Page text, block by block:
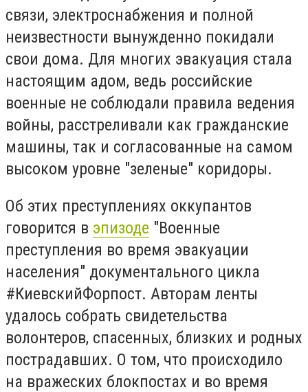
связи, электроснабжения и полной
неизвестности вынужденно покидали
свои дома. Для многих эвакуация стала
настоящим адом, ведь российские
военные не соблюдали правила ведения
войны, расстреливали как гражданские
машины, так и согласованные на самом
высоком уровне "зеленые" коридоры.
Об этих преступлениях оккупантов
говорится в эпизоде "Военные
преступления во время эвакуации
населения" документального цикла
#КиевскийФорпост. Авторам ленты
удалось собрать свидетельства
волонтеров, спасенных, близких и родных
пострадавших. О том, что происходило
на вражеских блокпостах и во время